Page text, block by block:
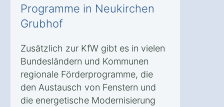
Programme in Neukirchen
Grubhof
Zusätzlich zur KfW gibt es in vielen
Bundesländern und Kommunen
regionale Förderprogramme, die
den Austausch von Fenstern und
die energetische Modernisierung